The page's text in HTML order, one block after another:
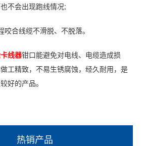
不会出现跑线情况;
合线缆不滑脱、不脱落。
线器钳口能避免对电线、电缆造成损
工精致，不易生锈腐蚀，经久耐用，是
好的产品。
热销产品